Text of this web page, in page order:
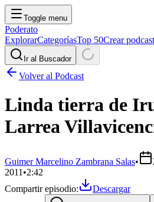
Toggle menu
Poderato
ExplorarCategoríasTop 50Crear podcast
Ir al Buscador
Volver al Podcast
Linda tierra de
Larrea
Guimer Marcelino Zambrana Salas•
2011 •2:42
Compartir episodio:
Descargar